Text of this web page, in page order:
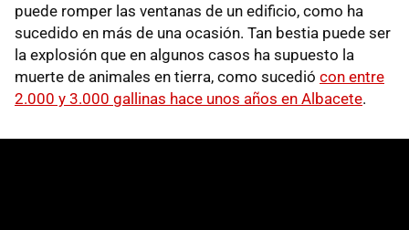
puede romper las ventanas de un edificio, como ha
sucedido en más de una ocasión. Tan bestia puede ser
la explosión que en algunos casos ha supuesto la
muerte de animales en tierra, como sucedió con entre
2.000 y 3.000 gallinas hace unos años en Albacete.